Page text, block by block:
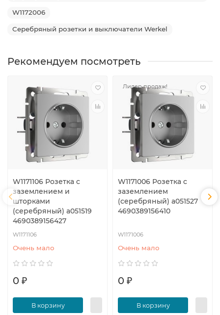
W1172006
Серебряный розетки и выключатели Werkel
Рекомендуем посмотреть
W1171106 Розетка с
заземлением и
шторками
(серебряный) a051519
4690389156427
W1171106
Очень мало
0 ₽
В корзину
Лидер продаж!
W1171006 Розетка с
заземлением
(серебряный) a051527
4690389156410
W1171006
Очень мало
0 ₽
В корзину